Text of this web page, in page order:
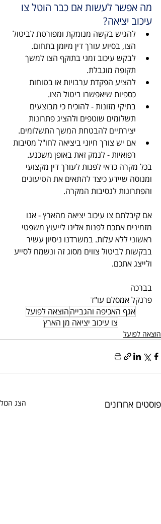
מה אפשר לעשות אם כבר הוטל צו
עיכוב יציאה?
להגיש בקשה מנומקת ומפורטת לביטול
הצו, בסיוע עורך דין מיומן בתחום.
לבקש עיכוב זמני בתוקף הצו למשך
תקופה מוגבלת.
להציע הפקדת ערבויות או בטוחות
כספיות שיאפשרו ביטול הצו.
בתיקי מזונות - להוכיח כי מבוצעים
תשלומים שוטפים ולהציג פתרונות
יצירתיים להבטחת המשך התשלומים.
אם יש צורך חיוני ביציאה לחו"ל מסיבות
רפואיות - לנמק זאת באופן משכנע.
בכל מקרה כדאי לפנות לעורך דין מקצועי
ומנוסה שיידע כיצד להתאים את הטיעונים
והפתרונות לנסיבות המקרה.
אם קיבלתם צו עיכוב יציאה מהארץ - אנו
מזמינים אתכם לפנות אלינו לייעוץ משפטי
ראשוני ללא עלות. במשרדנו ניסיון עשיר
בבקשות לביטול צווים מסוג זה ונשמח לסייע
ולייצג אתכם.
בברכה
פרנקל אמסלם עו"ד
אגף האכיפה והגבייההוצאה לפועל
צו עיכוב יציאה מן הארץ
הוצאה לפועל
פוסטים אחרונים הצג הכול